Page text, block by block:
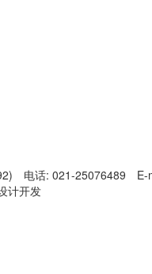
电话: 021-25076489 E-
计开发